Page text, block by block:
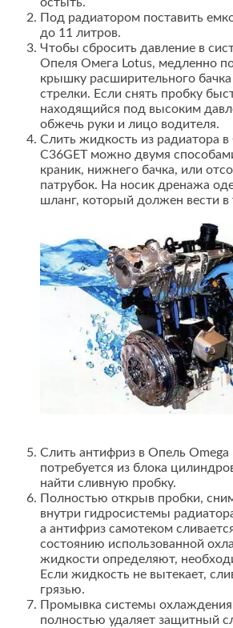
Под радиатором поставить
до 11 литров.
Чтобы сбросить давление в
Опеля Омега Lotus, медленно
крышку расширительного бачка
стрелки. Если снять пробку
находящийся под высоким
обжечь руки и лицо водителя.
Слить жидкость из радиатора в
C36GET можно двумя
краник, нижнего бачка, или
патрубок. На носик дренажа
шланг, который должен вести в
Слить антифриз в Опель Omega
потребуется из блока
найти сливную пробку.
Полностью открыв пробки,
внутри гидросистемы
а антифриз самотеком
состоянию использованной
жидкости определяют,
Если жидкость не вытекает,
грязью.
Промывка системы
полностью удаляет защитный